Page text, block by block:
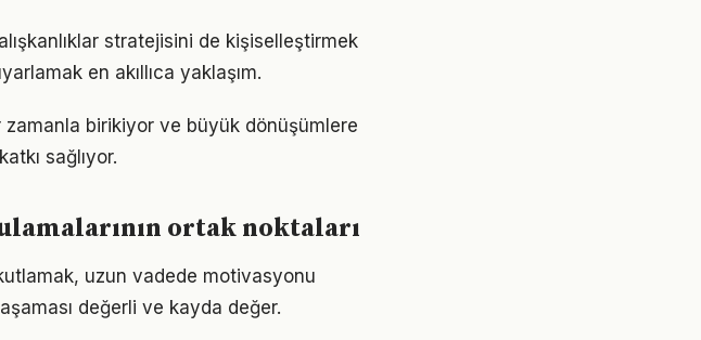
stratejisini de kişiselleştirmek
en akıllıca yaklaşım.
zamanla birikiyor ve büyük dönüşümlere
sağlıyor.
ortak noktaları
uzun vadede motivasyonu
değerli ve kayda değer.